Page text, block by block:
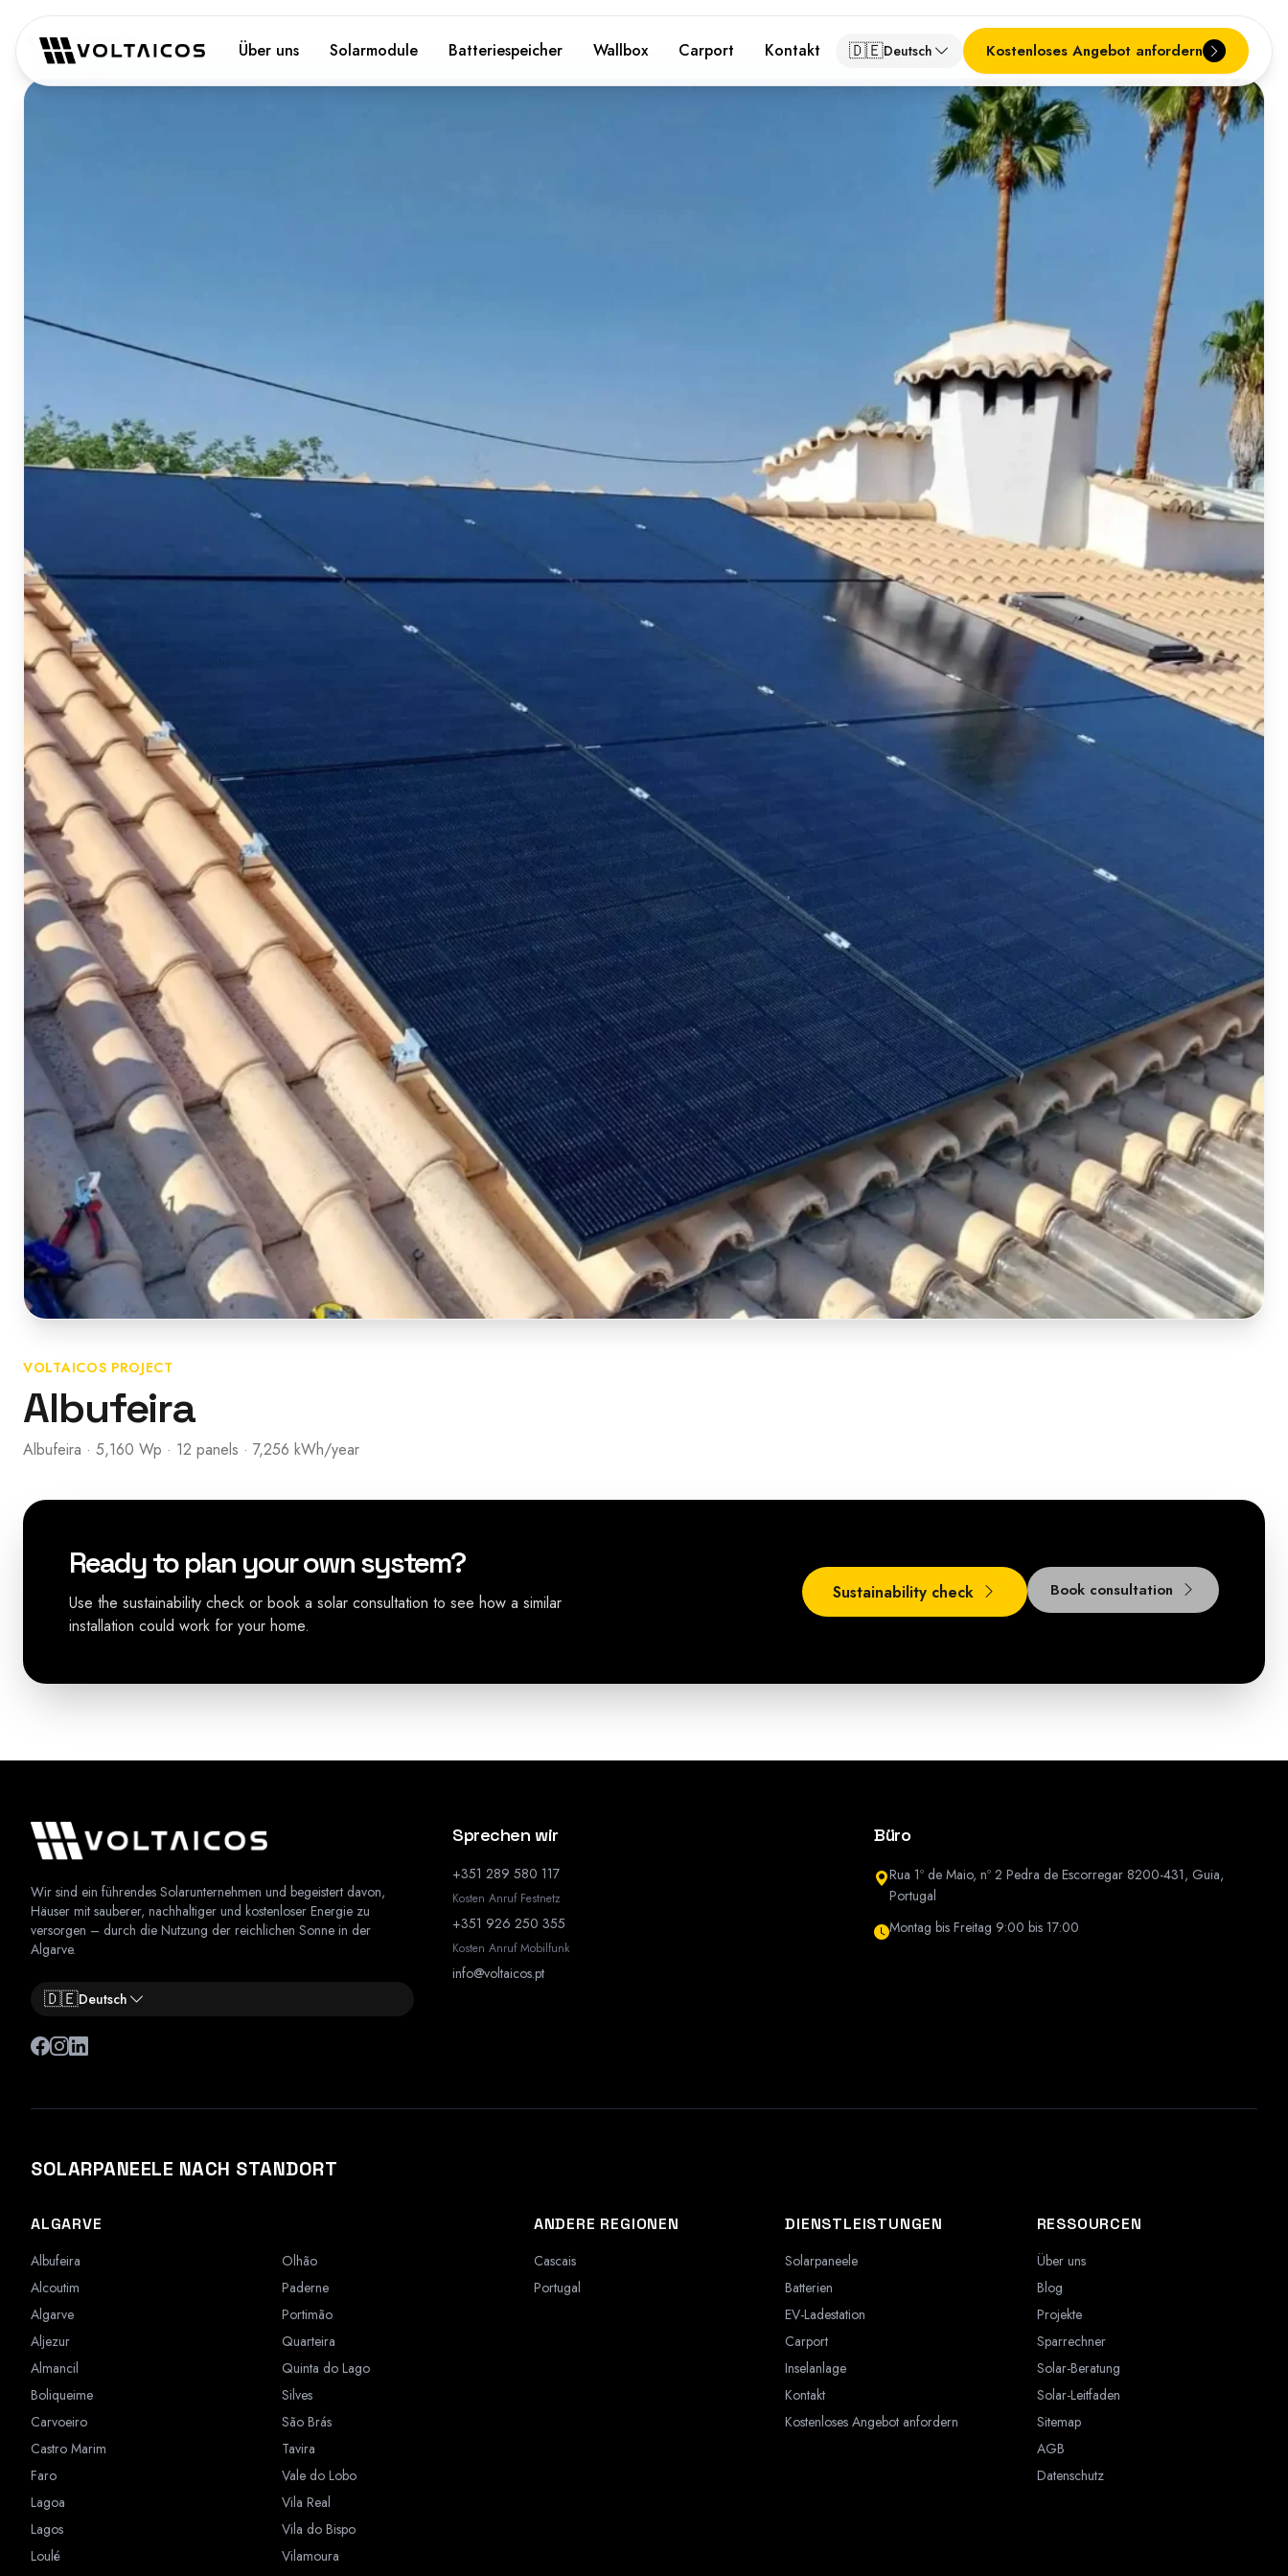
Über uns Solarmodule Batteriespeicher Wallbox Carport Kontakt 🇩🇪Deutsch Kostenloses Angebot anfordern
Back to projects
VOLTAICOS PROJECT
Albufeira
Albufeira · 5,160 Wp · 12 panels · 7,256 kWh/year
Ready to plan your own system?
Use the sustainability check or book a solar consultation to see how a similar
installation could work for your home.
Sustainability check Book consultation
Wir sind ein führendes Solarunternehmen und begeistert davon,
Häuser mit sauberer, nachhaltiger und kostenloser Energie zu
versorgen – durch die Nutzung der reichlichen Sonne in der
Algarve.
🇩🇪Deutsch
Sprechen wir
+351 289 580 117
Kosten Anruf Festnetz
+351 926 250 355
Kosten Anruf Mobilfunk
info@voltaicos.pt
Büro
Rua 1º de Maio, nº 2 Pedra de Escorregar 8200-431, Guia,
Portugal
Montag bis Freitag 9:00 bis 17:00
SOLARPANEELE NACH STANDORT
ALGARVE
Albufeira
Alcoutim
Algarve
Aljezur
Almancil
Boliqueime
Carvoeiro
Castro Marim
Faro
Lagoa
Lagos
Loulé
Olhão
Paderne
Portimão
Quarteira
Quinta do Lago
Silves
São Brás
Tavira
Vale do Lobo
Vila Real
Vila do Bispo
Vilamoura
ANDERE REGIONEN
Cascais
Portugal
DIENSTLEISTUNGEN
Solarpaneele
Batterien
EV-Ladestation
Carport
Inselanlage
Kontakt
Kostenloses Angebot anfordern
RESSOURCEN
Über uns
Blog
Projekte
Sparrechner
Solar-Beratung
Solar-Leitfaden
Sitemap
AGB
Datenschutz